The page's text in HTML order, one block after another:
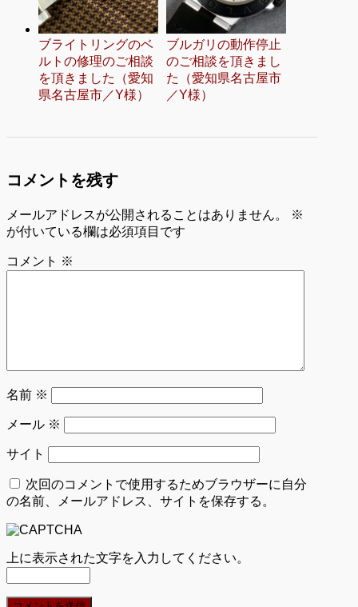
ブライトリングのベ
ルトの修理のご相談
を頂きました（愛知
県名古屋市／Y様）
ブルガリの動作停止
のご相談を頂きまし
た（愛知県名古屋市
／Y様）
コメントを残す
メールアドレスが公開されることはありません。
※
が付いている欄は必須項目です
コメント ※
名前 ※
メール ※
サイト
次回のコメントで使用するためブラウザーに自分
の名前、メールアドレス、サイトを保存する。
上に表示された文字を入力してください。